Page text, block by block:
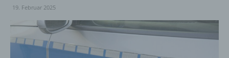
19. Februar 2025